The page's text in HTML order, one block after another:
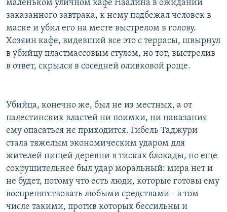
Все сайты РСЕ/РС
маленьком уличном кафе Наалина в ожидании
заказанного завтрака, к нему подбежал человек в
маске и убил его на месте выстрелом в голову.
Хозяин кафе, видевший все это с террасы, швырнул
в убийцу пластмассовым стулом, но тот, выстрелив
в ответ, скрылся в соседней оливковой роще.
Убийца, конечно же, был не из местных, а от
палестинских властей ни поимки, ни наказания
ему опасаться не приходится. Гибель Таджури
стала тяжелым экономическим ударом для
жителей нищей деревни в тисках блокады, но еще
сокрушительнее был удар моральный: мира нет и
не будет, потому что есть люди, которые готовы ему
воспрепятствовать любыми средствами - в том
числе такими, против которых бессильны и